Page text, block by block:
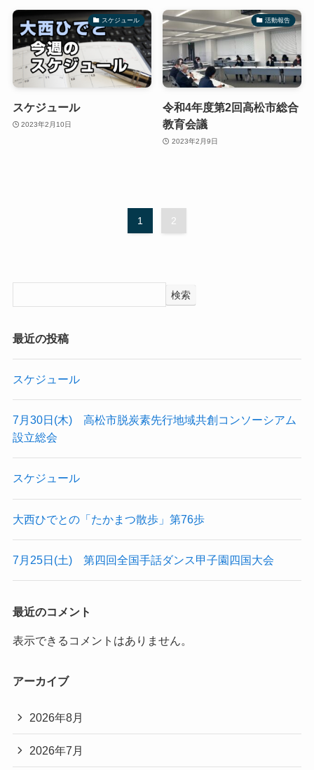
スケジュール
スケジュール
2023年2月10日
活動報告
令和4年度第2回高松市総合
教育会議
2023年2月9日
1 2
検索
最近の投稿
スケジュール
7月30日(木) 高松市脱炭素先行地域共創コンソーシアム
設立総会
スケジュール
大西ひでとの「たかまつ散歩」第76歩
7月25日(土) 第四回全国手話ダンス甲子園四国大会
最近のコメント
表示できるコメントはありません。
アーカイブ
2026年8月
2026年7月